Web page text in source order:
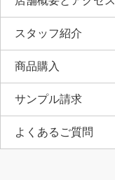
スタッフ紹介
商品購入
サンプル請求
よくあるご質問